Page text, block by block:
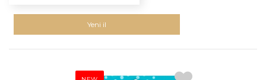
Yeni il